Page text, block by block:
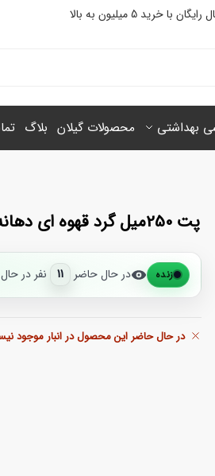
با خرید 5 میلیون‌ به بالا
بهداشتی محصولات گیلان بلاگ
پت 250میل گرد قهوه ای دهانه28 شرکتی ایرانی
زنده در حال حاضر 11 نفر در
در حال حاضر این محصول در انبار موجود